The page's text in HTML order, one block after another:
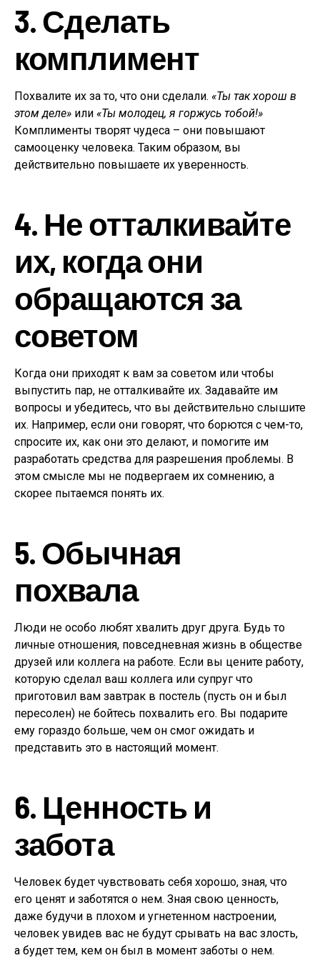
3. Сделать
комплимент
Похвалите их за то, что они сделали. «Ты так хорош в
этом деле» или «Ты молодец, я горжусь тобой!»
Комплименты творят чудеса – они повышают
самооценку человека. Таким образом, вы
действительно повышаете их уверенность.
4. Не отталкивайте
их, когда они
обращаются за
советом
Когда они приходят к вам за советом или чтобы
выпустить пар, не отталкивайте их. Задавайте им
вопросы и убедитесь, что вы действительно слышите
их. Например, если они говорят, что борются с чем-то,
спросите их, как они это делают, и помогите им
разработать средства для разрешения проблемы. В
этом смысле мы не подвергаем их сомнению, а
скорее пытаемся понять их.
5. Обычная
похвала
Люди не особо любят хвалить друг друга. Будь то
личные отношения, повседневная жизнь в обществе
друзей или коллега на работе. Если вы цените работу,
которую сделал ваш коллега или супруг что
приготовил вам завтрак в постель (пусть он и был
пересолен) не бойтесь похвалить его. Вы подарите
ему гораздо больше, чем он смог ожидать и
представить это в настоящий момент.
6. Ценность и
забота
Человек будет чувствовать себя хорошо, зная, что
его ценят и заботятся о нем. Зная свою ценность,
даже будучи в плохом и угнетенном настроении,
человек увидев вас не будут срывать на вас злость,
а будет тем, кем он был в момент заботы о нем.